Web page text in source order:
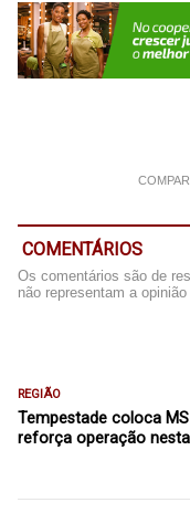
COMENTÁRIOS
Os comentários são de
não representam a opinião
REGIÃO
Tempestade coloca
reforça operação